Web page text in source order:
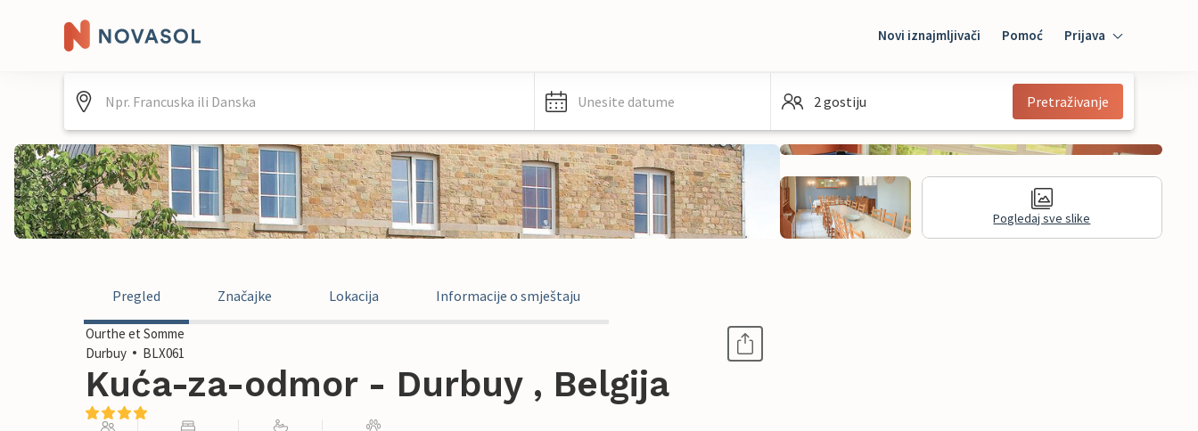
Novi iznajmljivači Pomoć Prijava
Mybooking
Unesite datume 2 gostiju Pretraživanje
Pogledaj sve slike
Pregled Značajke Lokacija Informacije o smještaju
Ourthe et Somme
Durbuy
BLX061
Kuća-za-odmor - Durbuy , Belgija